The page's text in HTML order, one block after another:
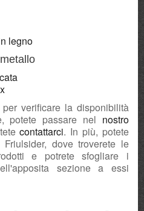
legno
verificare la disponibilità
potete passare nel nostro
contattarci. In più, potete
dove troverete le
e potrete sfogliare i
sezione a essi